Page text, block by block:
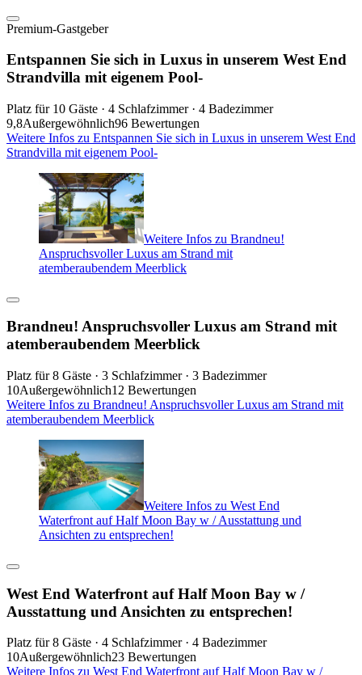
Premium-Gastgeber
Entspannen Sie sich in Luxus in unserem West End
Strandvilla mit eigenem Pool-
Platz für 10 Gäste · 4 Schlafzimmer · 4 Badezimmer
9,8Außergewöhnlich96 Bewertungen
Weitere Infos zu Entspannen Sie sich in Luxus in unserem West End
Strandvilla mit eigenem Pool-
Weitere Infos zu Brandneu!
Anspruchsvoller Luxus am Strand mit
atemberaubendem Meerblick
Brandneu! Anspruchsvoller Luxus am Strand mit
atemberaubendem Meerblick
Platz für 8 Gäste · 3 Schlafzimmer · 3 Badezimmer
10Außergewöhnlich12 Bewertungen
Weitere Infos zu Brandneu! Anspruchsvoller Luxus am Strand mit
atemberaubendem Meerblick
Weitere Infos zu West End
Waterfront auf Half Moon Bay w / Ausstattung und
Ansichten zu entsprechen!
West End Waterfront auf Half Moon Bay w /
Ausstattung und Ansichten zu entsprechen!
Platz für 8 Gäste · 4 Schlafzimmer · 4 Badezimmer
10Außergewöhnlich23 Bewertungen
Weitere Infos zu West End Waterfront auf Half Moon Bay w /